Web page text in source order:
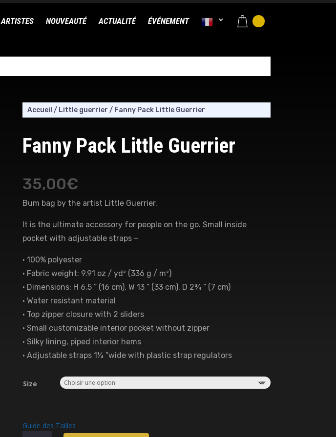
ARTISTES NOUVEAUTÉ ACTUALITÉ ÉVÉNEMENT
Accueil / Little guerrier / Fanny Pack Little Guerrier
Fanny Pack Little Guerrier
35,00€
Bum bag by the artist Little Guerrier.
It is the ultimate accessory for people on the go. Small inside
pocket with adjustable straps –
• 100% polyester
• Fabric weight: 9.91 oz / yd² (336 g / m²)
• Dimensions: H 6.5 ” (16 cm), W 13 ” (33 cm), D 2¾ ” (7 cm)
• Water resistant material
• Top zipper closure with 2 sliders
• Small customizable interior pocket without zipper
• Silky lining, piped interior hems
• Adjustable straps 1¼ ”wide with plastic strap regulators
Size
Guide des Tailles